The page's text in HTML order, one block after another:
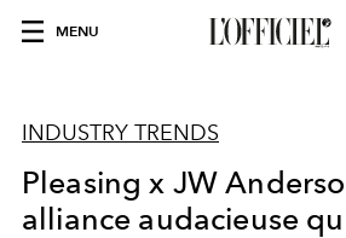
MENU
INDUSTRY TRENDS
Pleasing x JW
alliance audacieuse